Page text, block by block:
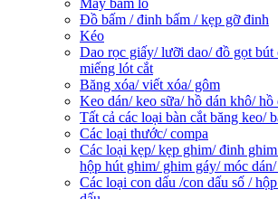
Đồ bấm / đinh bấm / kẹp gỡ đinh
Kéo
Dao rọc giấy/ lưỡi dao/ đồ gọt bút
miếng lót cắt
Băng xóa/ viết xóa/ gôm
Keo dán/ keo sữa/ hồ dán khô/ hồ
Tất cả các loại bàn cắt băng keo/
Các loại thước/ compa
Các loại kẹp/ kẹp ghim/ đinh
hộp hút ghim/ ghim gáy/ móc
Các loại con dấu /con dấu số /